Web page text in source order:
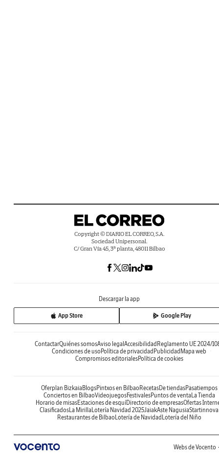
Copyright © DIARIO EL CORREO, S.A.
Sociedad Unipersonal.
C/ Gran Vía 45, 3ª planta, 48011 Bilbao
Descargar la app
App Store Google Play
ContactarQuiénes somosAviso legal Accesibilidad Reglamento UE 2024/
Condiciones de uso Política de privacidad Publicidad Mapa web
Compromisos editorialesPolítica de cookies
Oferplan Bizkaia BlogsPintxos en Bilbao RecetasDe tiendasPasatiempos
Conciertos en BilbaoVideojuegosFestivalesPuntos de venta La Tienda
Horario de misasEstaciones de esquíDirectorio de empresasOfertas
Clasificados La Mirilla Lotería Navidad 2025JaiakAste NagusiaStartinnova
Restaurantes de Bilbao Lotería de Navidad Lotería del Niño
Webs de Vocento